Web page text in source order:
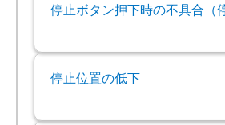
停止ボタン押下時の不具合（
停止位置の低下